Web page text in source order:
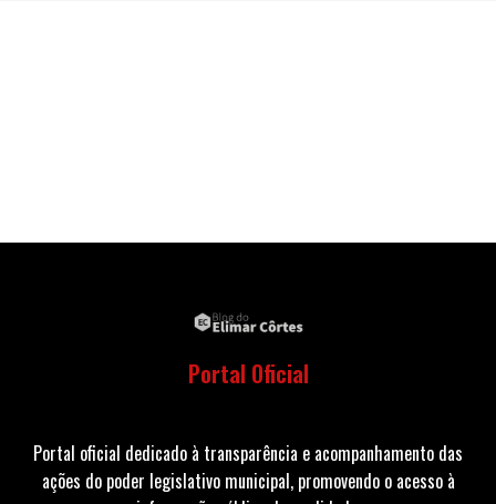
Portal Oficial
Portal oficial dedicado à transparência e acompanhamento das
ações do poder legislativo municipal, promovendo o acesso à